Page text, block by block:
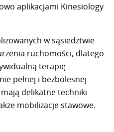
aplikacjami Kinesiology
w sąsiedztwie
ruchomości, dlatego
terapię
pełnej i bezbolesnej
delikatne techniki
mobilizacje stawowe.